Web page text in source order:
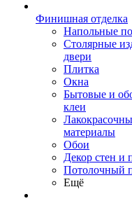
Финишная отделка
Напольные
Столярные
двери
Плитка
Окна
Бытовые и
клеи
материалы
Обои
Декор стен и
Потолочный
Ещё